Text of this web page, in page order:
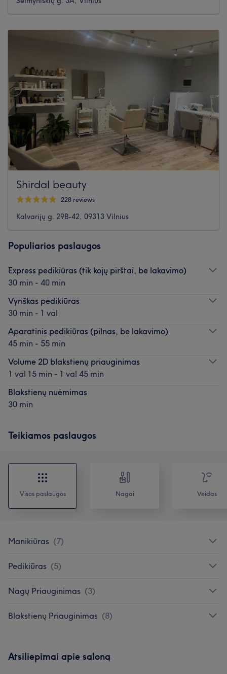
Shirdal beauty
228 reviews
Kalvarijų g. 29B-42, 09313 Vilnius
Populiarios paslaugos
Express pedikiūras (tik kojų pirštai, be lakavimo)
30 min - 40 min
Vyriškas pedikiūras
30 min - 1 val
Aparatinis pedikiūras (pilnas, be lakavimo)
45 min - 55 min
Volume 2D blakstienų priauginimas
1 val 15 min - 1 val 45 min
Blakstienų nuėmimas
30 min
Teikiamos paslaugos
Visos paslaugos Nagai Veidas
Manikiūras (7)
Pedikiūras (5)
Nagų Priauginimas (3)
Blakstienų Priauginimas (8)
Atsiliepimai apie saloną